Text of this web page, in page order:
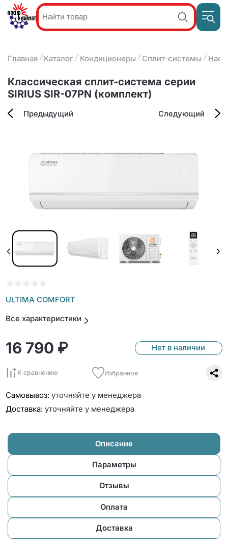
Акции и
О компании
Наши услуги
Оплата и доставка
8
25-
Главная Каталог Кондиционеры Сплит-системы
Классическая сплит-система серии
SIRIUS SIR-07PN (комплект)
Предыдущий Следующий
ULTIMA COMFORT
Все характеристики
16 790 ₽ Нет в наличии
К сравнению Избранное
Самовывоз: уточняйте у менеджера
Доставка: уточняйте у менеджера
Описание
Параметры
Отзывы
Оплата
Доставка